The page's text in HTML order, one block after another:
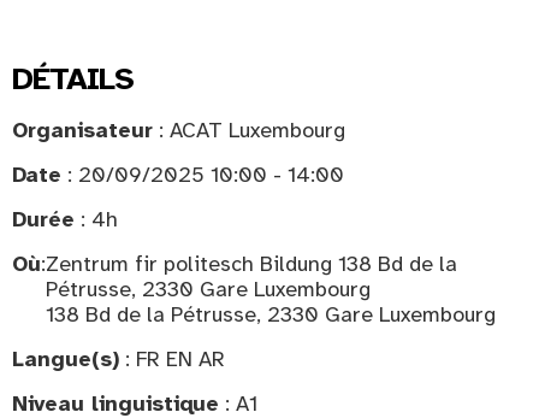
DÉTAILS
Organisateur : ACAT Luxembourg
Date : 20/09/2025 10:00 - 14:00
Durée : 4h
Où:Zentrum fir politesch Bildung 138 Bd de la
Pétrusse, 2330 Gare Luxembourg
138 Bd de la Pétrusse, 2330 Gare Luxembourg
Langue(s) : FR EN AR
Niveau linguistique : A1